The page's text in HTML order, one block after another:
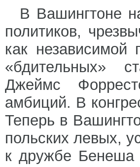
В Вашингтоне
политиков,
как
«бдительных»
Джеймс
амбиций. В
Теперь в
польских левых,
к дружбе Бенеша